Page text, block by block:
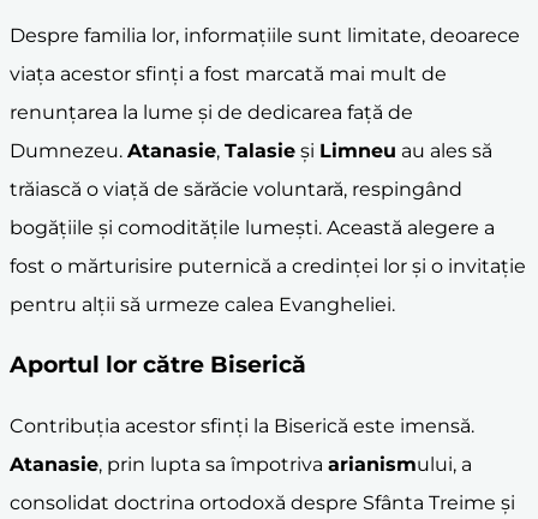
Despre familia lor, informațiile sunt limitate, deoarece
viața acestor sfinți a fost marcată mai mult de
renunțarea la lume și de dedicarea față de
Dumnezeu. Atanasie, Talasie și Limneu au ales să
trăiască o viață de sărăcie voluntară, respingând
bogățiile și comoditățile lumești. Această alegere a
fost o mărturisire puternică a credinței lor și o invitație
pentru alții să urmeze calea Evangheliei.
Aportul lor către Biserică
Contribuția acestor sfinți la Biserică este imensă.
Atanasie, prin lupta sa împotriva arianismului, a
consolidat doctrina ortodoxă despre Sfânta Treime și